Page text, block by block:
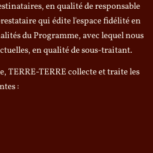
en qualité de responsable
qui édite l'espace fidélité en
du Programme, avec lequel nous
en qualité de sous-traitant.
TERRE-TERRE collecte et traite les
: